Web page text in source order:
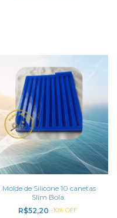
Molde de Silicone 10 canetas
Slim Bola.
R$52,20-10%OFF